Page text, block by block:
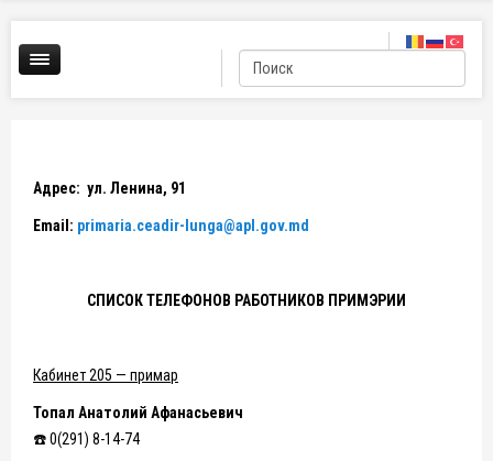
Адрес: ул. Ленина, 91
Email: primaria.ceadir-lunga@apl.gov.md
СПИСОК ТЕЛЕФОНОВ РАБОТНИКОВ ПРИМЭРИИ
Кабинет 205 — примар
Топал Анатолий Афанасьевич
☎️ 0(291) 8-14-74